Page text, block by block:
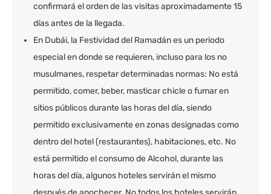
confirmará el orden de las visitas aproximadamente 15
días antes de la llegada.
En Dubái, la Festividad del Ramadán es un periodo
especial en donde se requieren, incluso para los no
musulmanes, respetar determinadas normas: No está
permitido, comer, beber, masticar chicle o fumar en
sitios públicos durante las horas del día, siendo
permitido exclusivamente en zonas designadas como
dentro del hotel (restaurantes), habitaciones, etc. No
está permitido el consumo de Alcohol, durante las
horas del día, algunos hoteles servirán el mismo